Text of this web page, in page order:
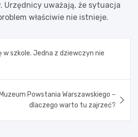
Urzędnicy uważają, że sytuacja
właściwie nie istnieje.
w szkole. Jedna z dziewczyn nie
Powstania Warszawskiego –
dlaczego warto tu zajrzeć?